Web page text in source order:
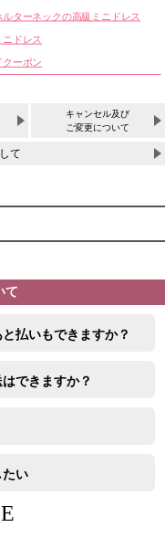
ルターネックの高級ミニドレス
ドレス
ーポン
キャンセル及び
ご変更について
て
て
払いもできますか？
できますか？
たい